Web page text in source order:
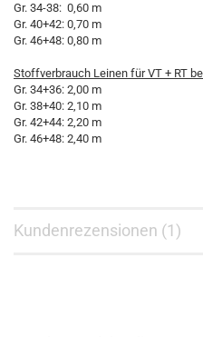
Gr. 34-38: 0,60 m
Gr. 40+42: 0,70 m
Gr. 46+48: 0,80 m
Stoffverbrauch Leinen für VT + RT
Gr. 34+36: 2,00 m
Gr. 38+40: 2,10 m
Gr. 42+44: 2,20 m
Gr. 46+48: 2,40 m
Kundenrezensionen (1)